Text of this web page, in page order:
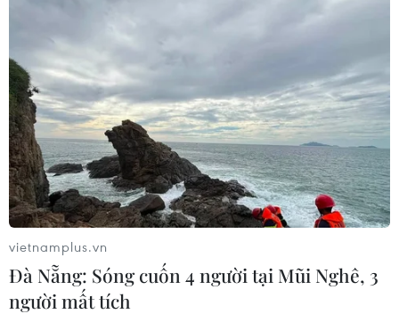
vietnamplus.vn
Đà Nẵng: Sóng cuốn 4 người tại Mũi Nghê, 3
người mất tích